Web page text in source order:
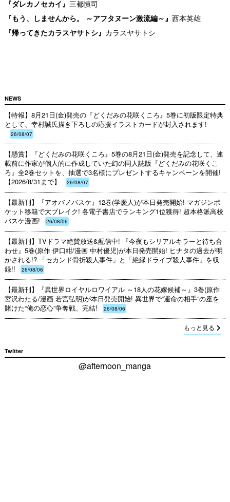
『ダレカノセカイ』 三都慎司
『もう、しませんから。 ～アフタヌーン激流編～』 西本英雄
『帰ってきたカラスヤサトシ』 カラスヤサトシ
NEWS
【特報】8月21日(金)発売の『どくだみの花咲くころ』5巻に初版限定特典
として、幸村誠氏描き下ろしの応援イラストカードが封入されます!
26/08/07
【懸賞】『どくだみの花咲くころ』5巻の8月21日(金)発売を記念して、連
載前に作家が個人的に作成していた幻の同人誌版『どくだみの花咲くこ
ろ』全2巻セットを、抽選で3名様にプレゼントするキャンペーンを開催!
【2026/8/31まで】
26/08/07
【最新刊】『アオバノバスケ』12巻(学慶人)が本日発売開始! マガジンポ
ケット移籍で大ブレイク! 各電子書店でランキング1位獲得! 超本格派高校
バスケ漫画!
26/08/06
【最新刊】TVドラマ絶賛放送&配信中! 『今夜もシリアルキラーと待ち合
わせ』5巻(原作 伊口紺/漫画 中村優児)が本日発売開始! ヒナタの過去が明
かされる!? 「セカンド骨折殺人事件」と「絶縁ドライブ殺人事件」を収
録!!
26/08/06
【最新刊】『異世界ロイヤルロワイアル ～18人の花嫁候補～』3巻(原作
宮沢わたる/漫画 若宮弘明)が本日発売開始! 異世界で“運命の相手”の座を
賭けた“俺の恋心”争奪戦、完結!
26/08/06
もっと見る
Twitter
@afternoon_manga